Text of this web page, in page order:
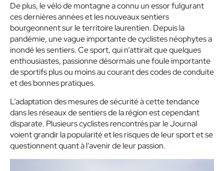
De plus, le vélo de montagne a connu un essor fulgurant
ces dernières années et les nouveaux sentiers
bourgeonnent sur le territoire laurentien. Depuis la
pandémie, une vague importante de cyclistes néophytes a
inondé les sentiers. Ce sport, qui n’attirait que quelques
enthousiastes, passionne désormais une foule importante
de sportifs plus ou moins au courant des codes de conduite
et des bonnes pratiques.
L’adaptation des mesures de sécurité à cette tendance
dans les réseaux de sentiers de la région est cependant
disparate. Plusieurs cyclistes rencontrés par le Journal
voient grandir la popularité et les risques de leur sport et se
questionnent quant à l’avenir de leur passion.